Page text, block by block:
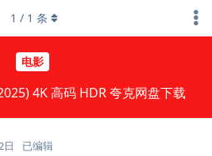
电影
4K 高码 HDR 夸克网盘下载
1 / 1 条
日 已编辑